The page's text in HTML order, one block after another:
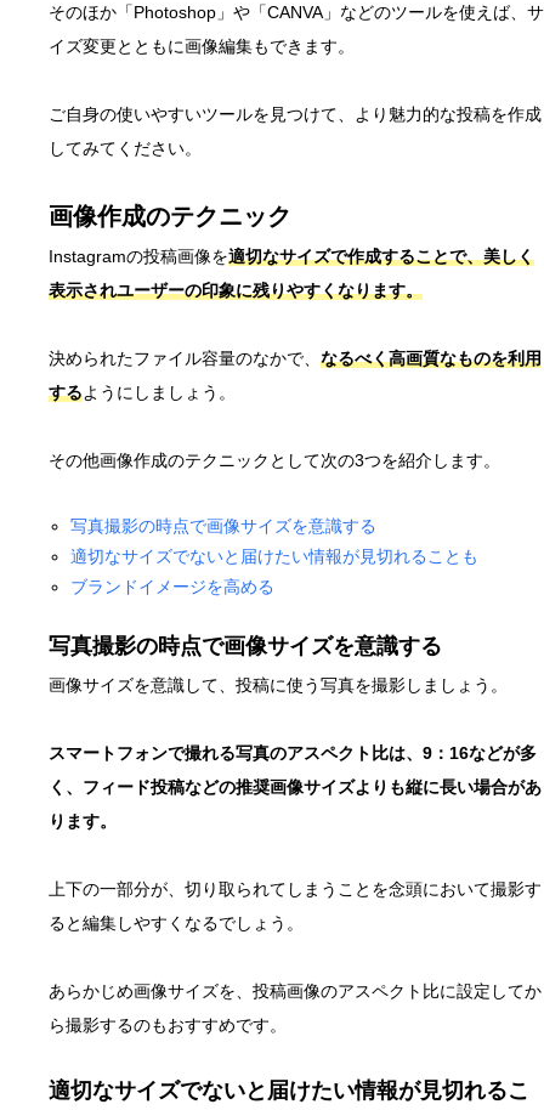
そのほか「Photoshop」や「CANVA」などのツールを使えば、サ
イズ変更とともに画像編集もできます。
ご自身の使いやすいツールを見つけて、より魅力的な投稿を作成
してみてください。
画像作成のテクニック
Instagramの投稿画像を適切なサイズで作成することで、美しく
表示されユーザーの印象に残りやすくなります。
決められたファイル容量のなかで、 なるべく高画質なものを利用
するようにしましょう。
その他画像作成のテクニックとして次の3つを紹介します。
写真撮影の時点で画像サイズを意識する
適切なサイズでないと届けたい情報が見切れることも
ブランドイメージを高める
写真撮影の時点で画像サイズを意識する
画像サイズを意識して、投稿に使う写真を撮影しましょう。
スマートフォンで撮れる写真のアスペクト比は、9：16などが多
く、フィード投稿などの推奨画像サイズよりも縦に長い場合があ
ります。
上下の一部分が、切り取られてしまうことを念頭において撮影す
ると編集しやすくなるでしょう。
あらかじめ画像サイズを、投稿画像のアスペクト比に設定してか
ら撮影するのもおすすめです。
適切なサイズでないと届けたい情報が見切れるこ